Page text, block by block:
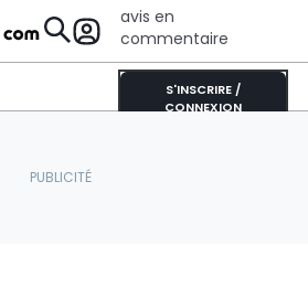
avis en
commentaire
S'INSCRIRE /
CONNEXION